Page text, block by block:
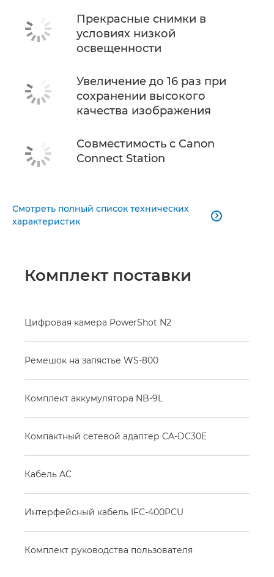
Прекрасные снимки в
условиях низкой
освещенности
Увеличение до 16 раз при
сохранении высокого
качества изображения
Совместимость с Canon
Connect Station
Смотреть полный список технических
характеристик

Комплект поставки
Цифровая камера PowerShot N2
Ремешок на запястье WS-800
Комплект аккумулятора NB-9L
Компактный сетевой адаптер CA-DC30E
Кабель AC
Интерфейсный кабель IFC-400PCU
Комплект руководства пользователя